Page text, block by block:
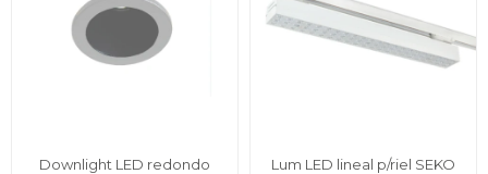
Downlight LED redondo
Lum LED lineal p/riel SEKO